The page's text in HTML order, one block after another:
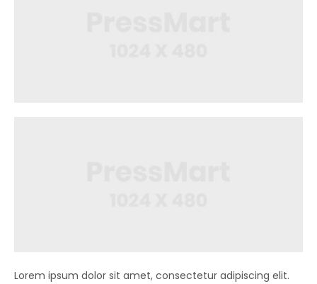
Lorem ipsum dolor sit amet, consectetur adipiscing elit.